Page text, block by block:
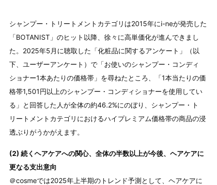
シャンプー・トリートメントカテゴリは2015年にi-neが発売した
「BOTANIST」のヒット以降、徐々に高単価化が進んできまし
た。2025年5月に聴取した「化粧品に関するアンケート」（以
下、ユーザーアンケート）で「お使いのシャンプー・コンディ
ショナー1本あたりの価格帯」を尋ねたところ、「1本当たりの価
格帯1,501円以上のシャンプー・コンディショナーを使用してい
る」と回答した人が全体の約46.2%にのぼり、シャンプー・ト
リートメントカテゴリにおけるハイプレミアム価格帯の商品の浸
透ぶりがうかがえます。
(2) 続くヘアケアへの関心、全体の半数以上が今後、ヘアケアに
更なる支出意向
＠cosmeでは2025年上半期のトレンド予測として、ヘアケアに